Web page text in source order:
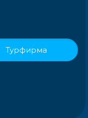
Турфирма